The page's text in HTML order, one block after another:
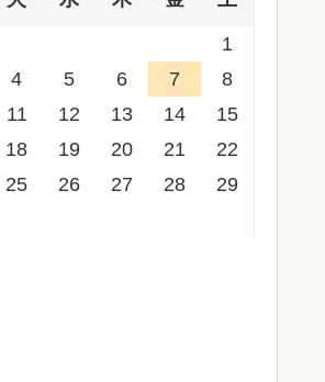
1
4 5 6 7
8
11 12 13 14
15
18 19 20 21
22
25 26 27 28
29